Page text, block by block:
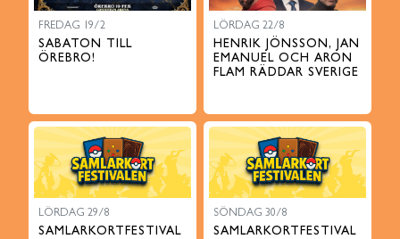
FREDAG 19/2
SABATON TILL
ÖREBRO!
LÖRDAG 22/8
HENRIK JÖNSSON, JAN
EMANUEL OCH ARON
FLAM RÄDDAR SVERIGE
LÖRDAG 29/8
SAMLARKORTFESTIVAL
SÖNDAG 30/8
SAMLARKORTFESTIVAL